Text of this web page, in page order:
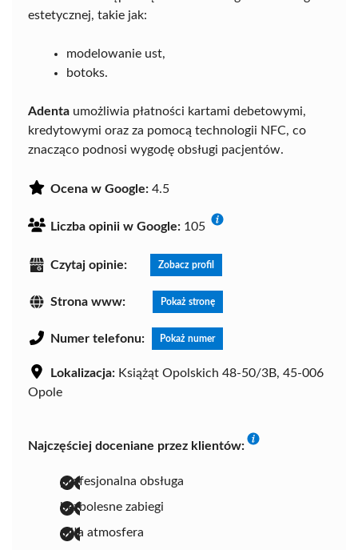
estetycznej, takie jak:
modelowanie ust,
botoks.
Adenta umożliwia płatności kartami debetowymi,
kredytowymi oraz za pomocą technologii NFC, co
znacząco podnosi wygodę obsługi pacjentów.
Ocena w Google: 4.5
Liczba opinii w Google: 105
Czytaj opinie: Zobacz profil
Strona www: Pokaż stronę
Numer telefonu: Pokaż numer
Lokalizacja: Książąt Opolskich 48-50/3B, 45-006
Opole
Najczęściej doceniane przez klientów:
profesjonalna obsługa
bezbolesne zabiegi
miła atmosfera